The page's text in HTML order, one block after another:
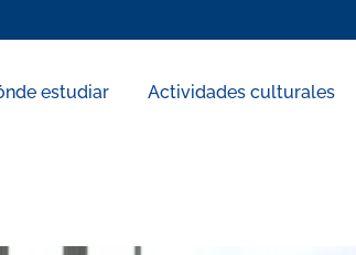
estudiar Actividades culturales